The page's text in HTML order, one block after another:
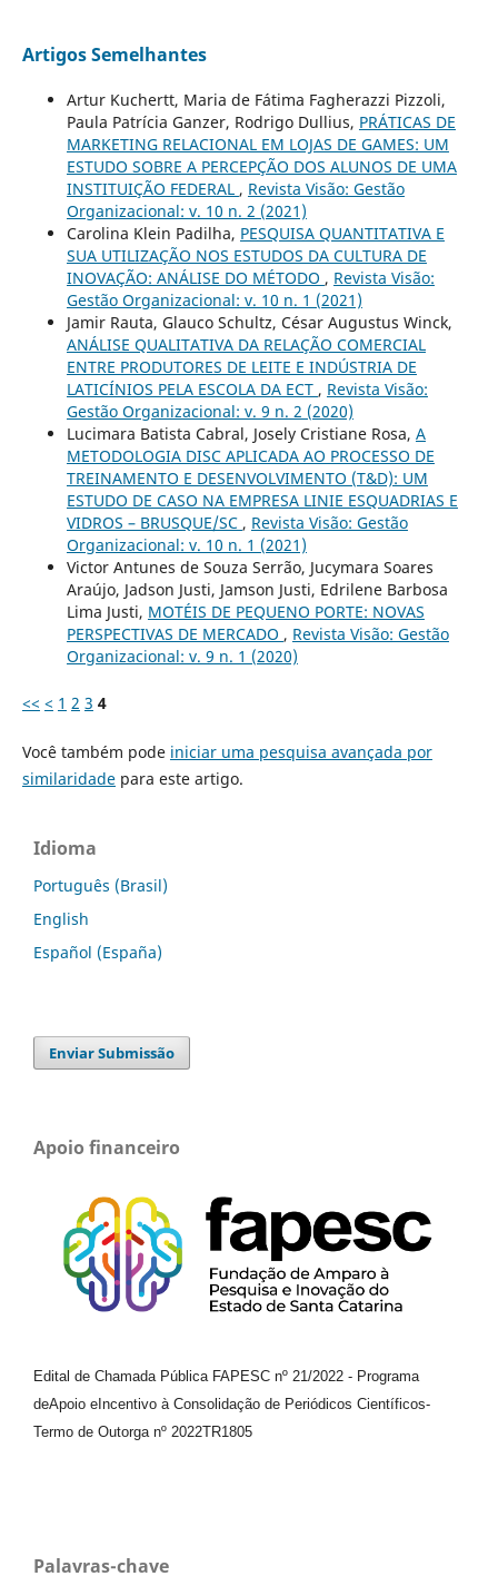
Artigos Semelhantes
Artur Kuchertt, Maria de Fátima Fagherazzi Pizzoli,
Paula Patrícia Ganzer, Rodrigo Dullius, PRÁTICAS DE
MARKETING RELACIONAL EM LOJAS DE GAMES: UM
ESTUDO SOBRE A PERCEPÇÃO DOS ALUNOS DE UMA
INSTITUIÇÃO FEDERAL , Revista Visão: Gestão
Organizacional: v. 10 n. 2 (2021)
Carolina Klein Padilha, PESQUISA QUANTITATIVA E
SUA UTILIZAÇÃO NOS ESTUDOS DA CULTURA DE
INOVAÇÃO: ANÁLISE DO MÉTODO , Revista Visão:
Gestão Organizacional: v. 10 n. 1 (2021)
Jamir Rauta, Glauco Schultz, César Augustus Winck,
ANÁLISE QUALITATIVA DA RELAÇÃO COMERCIAL
ENTRE PRODUTORES DE LEITE E INDÚSTRIA DE
LATICÍNIOS PELA ESCOLA DA ECT , Revista Visão:
Gestão Organizacional: v. 9 n. 2 (2020)
Lucimara Batista Cabral, Josely Cristiane Rosa, A
METODOLOGIA DISC APLICADA AO PROCESSO DE
TREINAMENTO E DESENVOLVIMENTO (T&D): UM
ESTUDO DE CASO NA EMPRESA LINIE ESQUADRIAS E
VIDROS – BRUSQUE/SC , Revista Visão: Gestão
Organizacional: v. 10 n. 1 (2021)
Victor Antunes de Souza Serrão, Jucymara Soares
Araújo, Jadson Justi, Jamson Justi, Edrilene Barbosa
Lima Justi, MOTÉIS DE PEQUENO PORTE: NOVAS
PERSPECTIVAS DE MERCADO , Revista Visão: Gestão
Organizacional: v. 9 n. 1 (2020)
<< < 1 2 3 4
Você também pode iniciar uma pesquisa avançada por
similaridadepara este artigo.
Idioma
Português (Brasil)
English
Español (España)
Enviar Submissão
Apoio financeiro
Edital de Chamada Pública FAPESC nº 21/2022 - Programa
deApoio e Incentivo à Consolidação de Periódicos Científicos-
Termo de Outorga nº 2022TR1805
Palavras-chave